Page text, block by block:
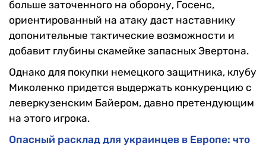
больше заточенного на оборону, Госенс,
ориентированный на атаку даст наставнику
допонительные тактические возможности и
добавит глубины скамейке запасных Эвертона.
Однако для покупки немецкого защитника, клубу
Миколенко придется выдержать конкуренцию с
леверкузенским Байером, давно претендующим
на этого игрока.
Опасный расклад для украинцев в Европе: что